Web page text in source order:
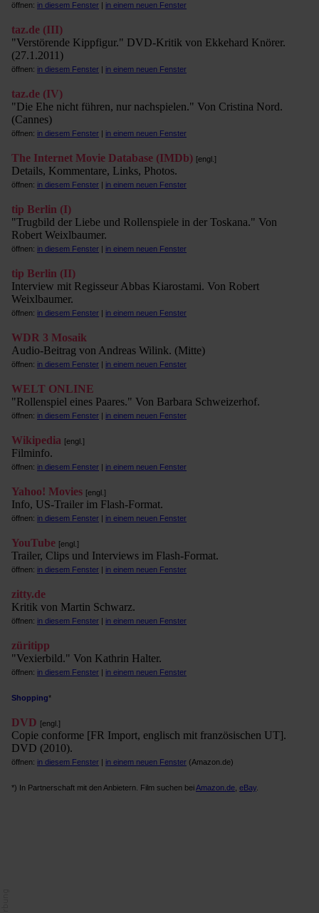
öffnen: in diesem Fenster | in einem neuen Fenster
taz.de (III)
"Verstörende Kippfigur." DVD-Kritik von Ekkehard Knörer.
(27.1.2011)
öffnen: in diesem Fenster | in einem neuen Fenster
taz.de (IV)
"Die Ehe nicht führen, nur nachspielen." Von Cristina Nord.
(Cannes)
öffnen: in diesem Fenster | in einem neuen Fenster
The Internet Movie Database (IMDb) [engl.]
Details, Kommentare, Links, Photos.
öffnen: in diesem Fenster | in einem neuen Fenster
tip Berlin (I)
"Trugbild der Liebe und Rollenspiele in der Toskana." Von
Robert Weixlbaumer.
öffnen: in diesem Fenster | in einem neuen Fenster
tip Berlin (II)
Interview mit Regisseur Abbas Kiarostami. Von Robert
Weixlbaumer.
öffnen: in diesem Fenster | in einem neuen Fenster
WDR 3 Mosaik
Audio-Beitrag von Andreas Wilink. (Mitte)
öffnen: in diesem Fenster | in einem neuen Fenster
WELT ONLINE
"Rollenspiel eines Paares." Von Barbara Schweizerhof.
öffnen: in diesem Fenster | in einem neuen Fenster
Wikipedia [engl.]
Filminfo.
öffnen: in diesem Fenster | in einem neuen Fenster
Yahoo! Movies [engl.]
Info, US-Trailer im Flash-Format.
öffnen: in diesem Fenster | in einem neuen Fenster
YouTube [engl.]
Trailer, Clips und Interviews im Flash-Format.
öffnen: in diesem Fenster | in einem neuen Fenster
zitty.de
Kritik von Martin Schwarz.
öffnen: in diesem Fenster | in einem neuen Fenster
züritipp
"Vexierbild." Von Kathrin Halter.
öffnen: in diesem Fenster | in einem neuen Fenster
Shopping*
DVD [engl.]
Copie conforme [FR Import, englisch mit französischen UT].
DVD (2010).
öffnen: in diesem Fenster | in einem neuen Fenster (Amazon.de)
*) In Partnerschaft mit den Anbietern. Film suchen beiAmazon.de eBay